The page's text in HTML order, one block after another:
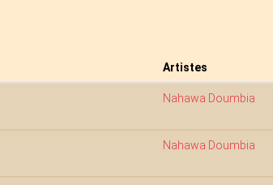
Artistes
Nahawa Doumbia
Nahawa Doumbia